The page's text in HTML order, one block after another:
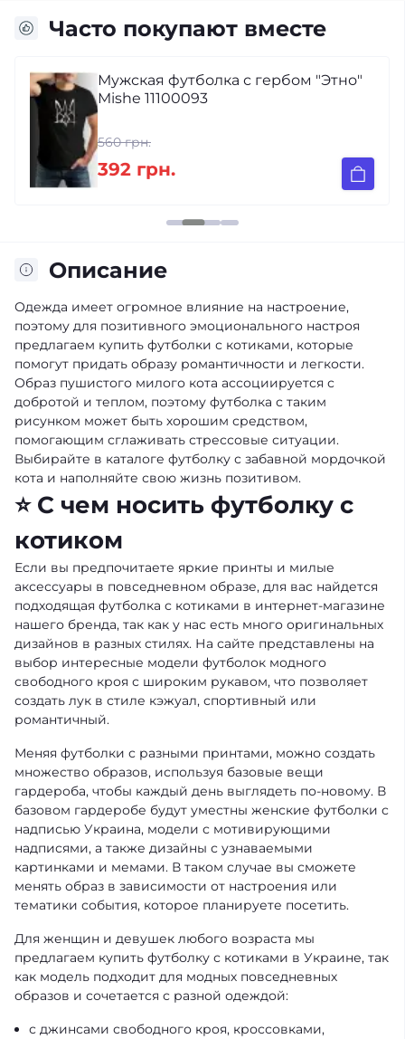
Часто покупают вместе
Мужская футболка с гербом "Этно"
Mishe 11100093
560 грн.
392 грн.
Описание
Одежда имеет огромное влияние на настроение,
поэтому для позитивного эмоционального настроя
предлагаем купить футболки с котиками, которые
помогут придать образу романтичности и легкости.
Образ пушистого милого кота ассоциируется с
добротой и теплом, поэтому футболка с таким
рисунком может быть хорошим средством,
помогающим сглаживать стрессовые ситуации.
Выбирайте в каталоге футболку с забавной мордочкой
кота и наполняйте свою жизнь позитивом.
⭐ С чем носить футболку с
котиком
Если вы предпочитаете яркие принты и милые
аксессуары в повседневном образе, для вас найдется
подходящая футболка с котиками в интернет-магазине
нашего бренда, так как у нас есть много оригинальных
дизайнов в разных стилях. На сайте представлены на
выбор интересные модели футболок модного
свободного кроя с широким рукавом, что позволяет
создать лук в стиле кэжуал, спортивный или
романтичный.
Меняя футболки с разными принтами, можно создать
множество образов, используя базовые вещи
гардероба, чтобы каждый день выглядеть по-новому. В
базовом гардеробе будут уместны женские футболки с
надписью Украина, модели с мотивирующими
надписями, а также дизайны с узнаваемыми
картинками и мемами. В таком случае вы сможете
менять образ в зависимости от настроения или
тематики события, которое планируете посетить.
Для женщин и девушек любого возраста мы
предлагаем купить футболку с котиками в Украине, так
как модель подходит для модных повседневных
образов и сочетается с разной одеждой:
с джинсами свободного кроя, кроссовками,